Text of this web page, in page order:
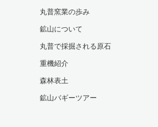
丸普窯業の歩み
鉱山について
丸普で採掘される原石
重機紹介
森林表土
鉱山バギーツアー